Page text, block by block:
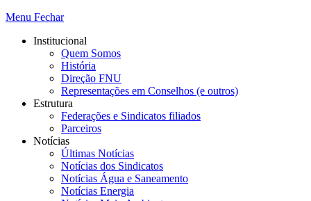
Menu Fechar
Institucional
Quem Somos
História
Direção FNU
Representações em Conselhos (e outros)
Estrutura
Federações e Sindicatos filiados
Parceiros
Notícias
Últimas Notícias
Notícias dos Sindicatos
Notícias Água e Saneamento
Notícias Energia